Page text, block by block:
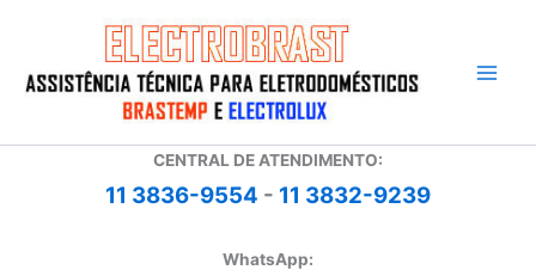
conteúdo
CENTRAL DE ATENDIMENTO:
11 3836-9554 - 11 3832-9239
WhatsApp: